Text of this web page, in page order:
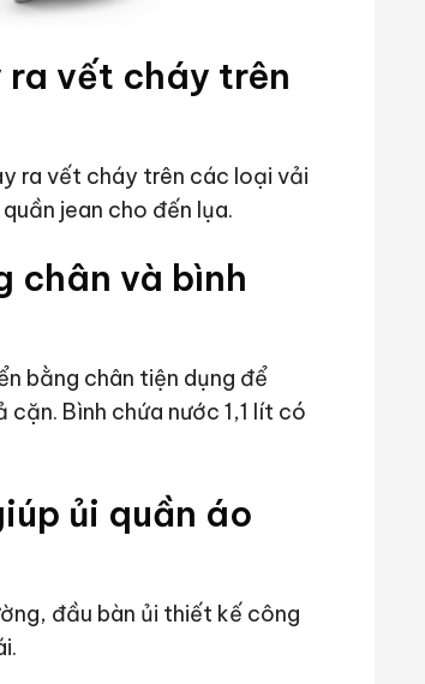
ra vết cháy trên
ra vết cháy trên các loại vải
jean cho đến lụa.
chân và bình
bằng chân tiện dụng để
Bình chứa nước 1,1 lít có
ủi quần áo
đầu bàn ủi thiết kế công